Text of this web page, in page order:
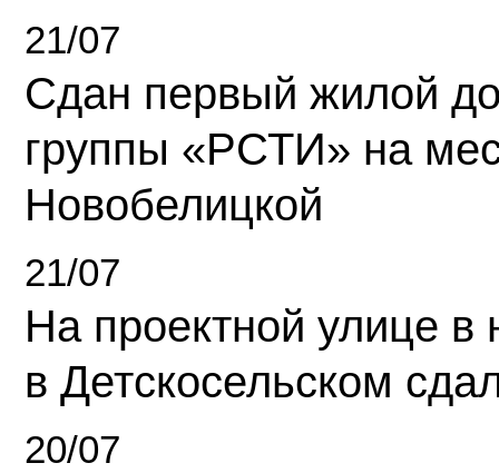
21/07
Сдан первый жилой
группы «РСТИ» на
Новобелицкой
21/07
На проектной улице
в Детскосельском
20/07